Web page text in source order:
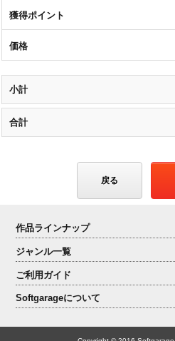
戻る
作品ラインナップ
ジャンル一覧
ご利用ガイド
Softgarageについて